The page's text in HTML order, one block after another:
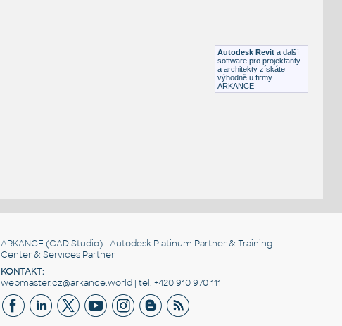
Stěny
Autodesk Revit a další
software pro projektanty
a architekty získáte
výhodně u firmy
ARKANCE
ARKANCE (CAD Studio) - Autodesk Platinum Partner & Training
Center & Services Partner
KONTAKT:
webmaster.cz@arkance.world | tel. +420 910 970 111